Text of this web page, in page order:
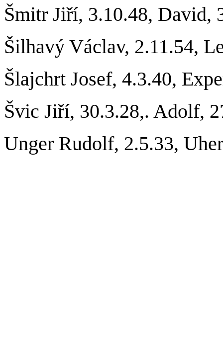
Šmitr Jiří, 3.10.48, David,
Šilhavý Václav, 2.11.54,
Šlajchrt Josef, 4.3.40,
Švic Jiří, 30.3.28,. Adolf,
Unger Rudolf, 2.5.33,